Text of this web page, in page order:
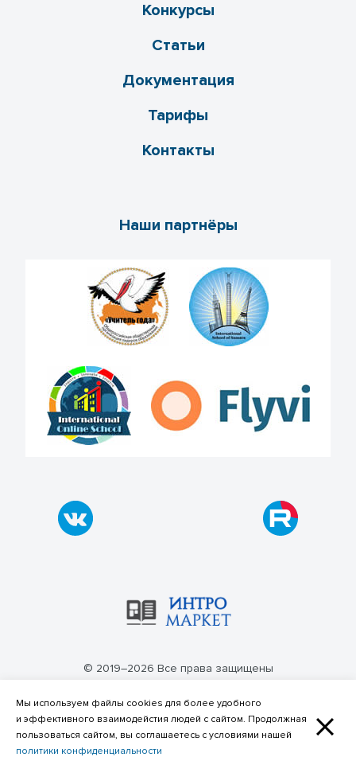
Конкурсы
Статьи
Документация
Тарифы
Контакты
Наши партнёры
© 2019–2026 Все права защищены
Политика конфиденциальности
Мы используем файлы cookies для более удобного
и эффективного взаимодейстия людей с сайтом. Продолжная
пользоваться сайтом, вы соглашаетесь с условиями нашей
политики конфиденциальности